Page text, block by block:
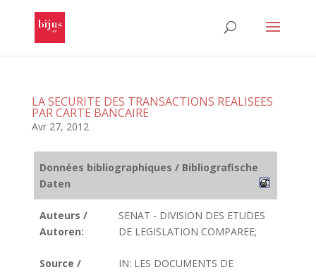
LA SECURITE DES TRANSACTIONS REALISEES
PAR CARTE BANCAIRE
Avr 27, 2012
Données bibliographiques / Bibliografische
Daten
Auteurs /
Autoren:
SENAT - DIVISION DES ETUDES
DE LEGISLATION COMPAREE;
Source /
IN: LES DOCUMENTS DE